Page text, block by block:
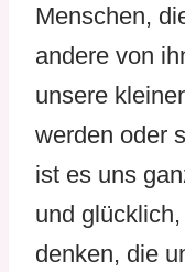
Menschen,
andere von
unsere
werden oder
ist es uns
und
denken, die